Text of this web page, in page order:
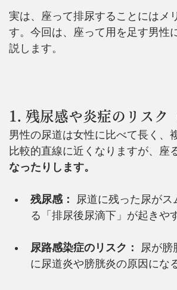
実は、座って排尿することにはメ
す。今回は、座って用を足す男性
説します。
1. 残尿感や炎症のリスク
男性の尿道は女性に比べて長く、
比較的直線に近くなりますが、座
なったりします。
残尿感：
尿道に残った尿が
る「排尿後尿滴下」が起きや
尿路感染症のリスク：
尿が膀
に尿道炎や膀胱炎の原因にな